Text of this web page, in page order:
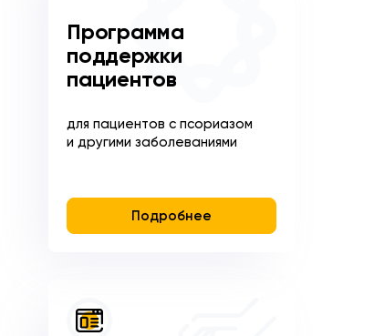
Программа
поддержки
пациентов
для пациентов с псориазом
и другими заболеваниями
Подробнее